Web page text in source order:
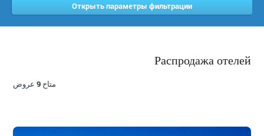
Открыть параметры фильтрации
Распродажа отелей
متاح 9 عروض